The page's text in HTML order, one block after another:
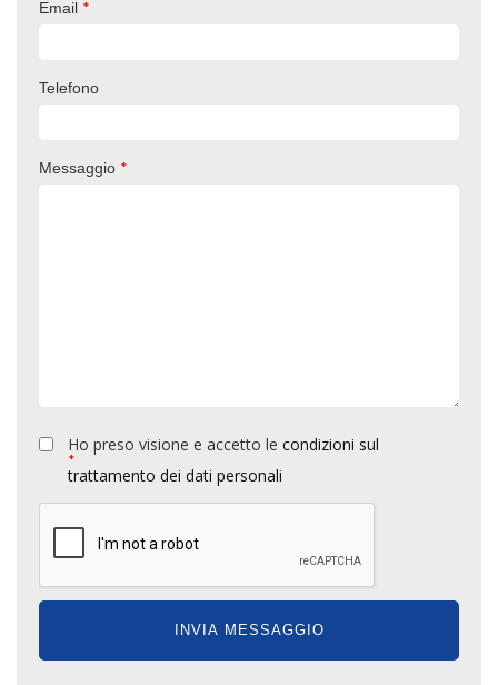
Email *
Telefono
Messaggio *
*
Ho preso visione e accetto le condizioni sul
trattamento dei dati personali